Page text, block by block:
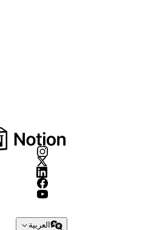
العربية